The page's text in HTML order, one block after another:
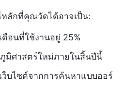
ลักที่คุณวัดได้อาจเป็น:
ดือนที่ใช้งานอยู่ 25%
มิศาสตร์ใหม่ภายในสิ้นปีนี้
ว็บไซต์จากการค้นหาแบบออร์